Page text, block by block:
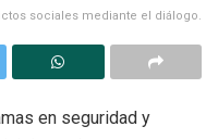
sociales mediante el diálogo.
en seguridad y